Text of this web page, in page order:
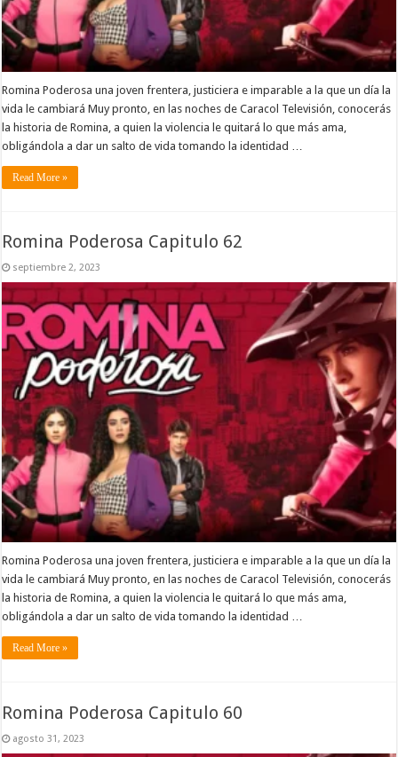
Romina Poderosa una joven frentera, justiciera e imparable a la que un día la
vida le cambiará Muy pronto, en las noches de Caracol Televisión, conocerás
la historia de Romina, a quien la violencia le quitará lo que más ama,
obligándola a dar un salto de vida tomando la identidad …
Read More »
Romina Poderosa Capitulo 62
septiembre 2, 2023
Romina Poderosa una joven frentera, justiciera e imparable a la que un día la
vida le cambiará Muy pronto, en las noches de Caracol Televisión, conocerás
la historia de Romina, a quien la violencia le quitará lo que más ama,
obligándola a dar un salto de vida tomando la identidad …
Read More »
Romina Poderosa Capitulo 60
agosto 31, 2023